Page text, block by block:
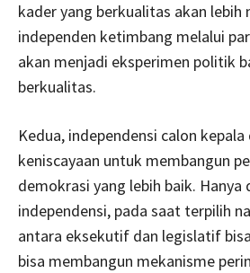
kader yang berkualitas akan lebih
independen ketimbang melalui
akan menjadi eksperimen politik
berkualitas.
Kedua, independensi calon
keniscayaan untuk membangun
demokrasi yang lebih baik. Hanya
independensi, pada saat terpilih
antara eksekutif dan legislatif
bisa membangun mekanisme